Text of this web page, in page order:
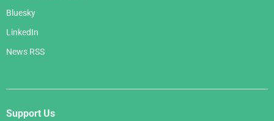
Bluesky
LinkedIn
News RSS
Support Us